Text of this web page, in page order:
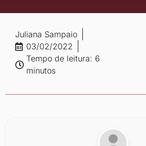
Juliana Sampaio
03/02/2022
Tempo de leitura: 6
minutos